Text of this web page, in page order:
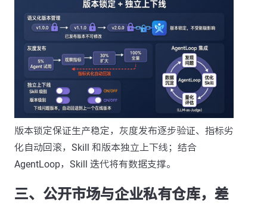
版本锁定保证生产稳定，灰度发布逐步验证、指标劣
化自动回滚，Skill 和版本独立上下线；结合
AgentLoop，Skill 迭代将有数据支撑。
三、公开市场与企业私有仓库，差